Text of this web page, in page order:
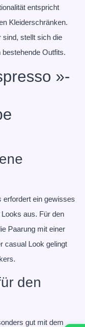
entspricht
Kleiderschränken.
sind, stellt sich die
Outfits.
»-
erfordert ein gewisses
aus. Für den
Paarung mit einer
casual Look gelingt
den
gut mit dem